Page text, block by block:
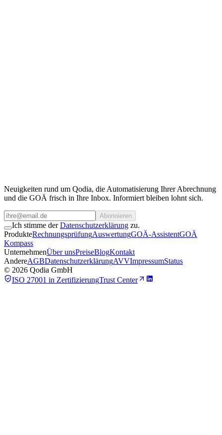
Neuigkeiten rund um Qodia, die Automatisierung Ihrer Abrechnung
und die GOÄ frisch in Ihre Inbox. Informiert bleiben lohnt sich.
Abonnieren
Ich stimme der Datenschutzerklärung zu.
ProdukteRechnungsprüfungAuswertungGOÄ-AssistentGOÄ
Kompass
UnternehmenÜber unsPreiseBlogKontakt
AndereAGBDatenschutzerklärungAVVImpressumStatus
© 2026 Qodia GmbH
ISO 27001 in ZertifizierungTrust Center